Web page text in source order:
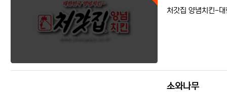
등록일
조회
처갓집 양념치킨-
소와나무